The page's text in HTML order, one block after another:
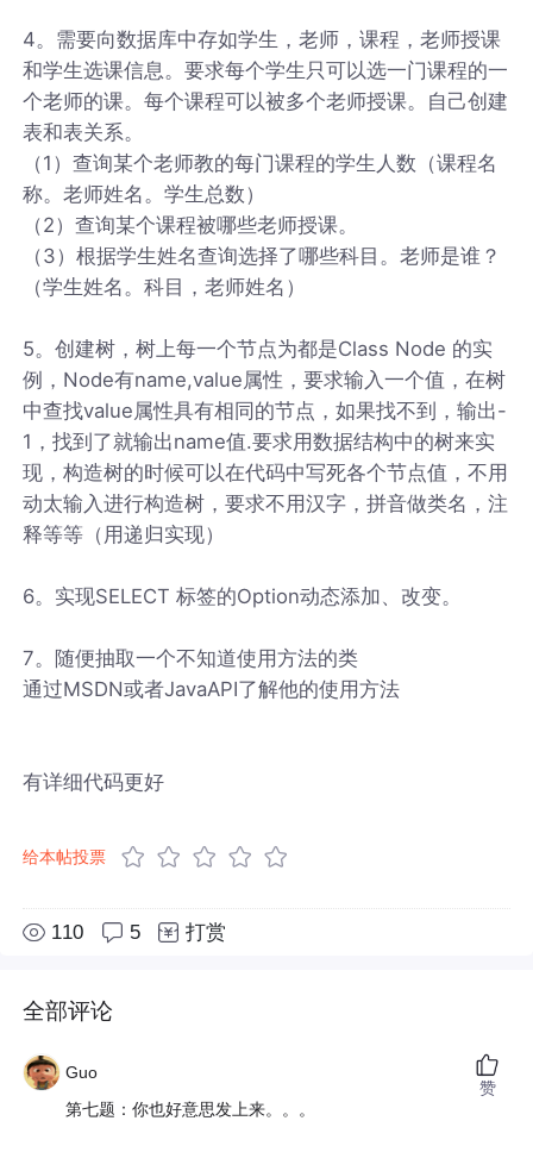
4。需要向数据库中存如学生，老师，课程，老师授课
和学生选课信息。要求每个学生只可以选一门课程的一
个老师的课。每个课程可以被多个老师授课。自己创建
表和表关系。
（1）查询某个老师教的每门课程的学生人数（课程名
称。老师姓名。学生总数）
（2）查询某个课程被哪些老师授课。
（3）根据学生姓名查询选择了哪些科目。老师是谁？
（学生姓名。科目，老师姓名）
5。创建树，树上每一个节点为都是Class Node 的实
例，Node有name,value属性，要求输入一个值，在树
中查找value属性具有相同的节点，如果找不到，输出-
1，找到了就输出name值.要求用数据结构中的树来实
现，构造树的时候可以在代码中写死各个节点值，不用
动太输入进行构造树，要求不用汉字，拼音做类名，注
释等等（用递归实现）
6。实现SELECT 标签的Option动态添加、改变。
7。随便抽取一个不知道使用方法的类
通过MSDN或者JavaAPI了解他的使用方法
有详细代码更好
给本帖投票
110 5 打赏
全部评论
Guo
第七题：你也好意思发上来。。。
赞